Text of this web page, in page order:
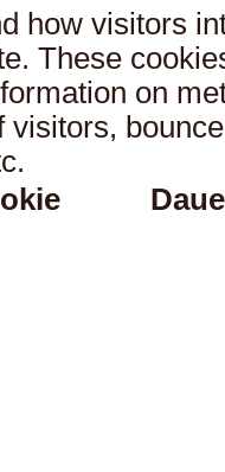
how visitors
These
on
visitors,